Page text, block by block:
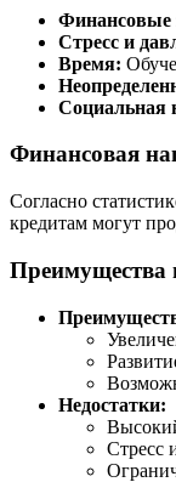
Финансовые
Стресс и
Время:
Социальная
Финансовая
Согласно
кредитам могут
Преимущества
Недостатки:
Стресс